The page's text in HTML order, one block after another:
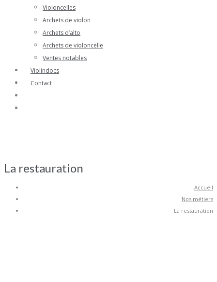
Violoncelles
Archets de violon
Archets d’alto
Archets de violoncelle
Ventes notables
Violindocs
Contact
La restauration
Accueil
Nos métiers
La restauration